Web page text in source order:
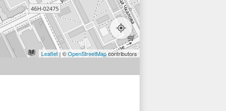
Leaflet| ©OpenStreetMapcontributors